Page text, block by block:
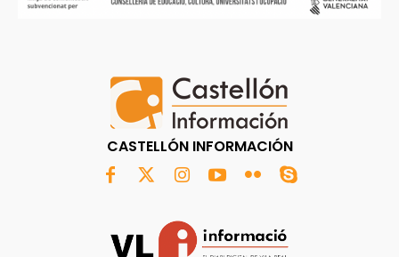
CASTELLÓN INFORMACIÓN